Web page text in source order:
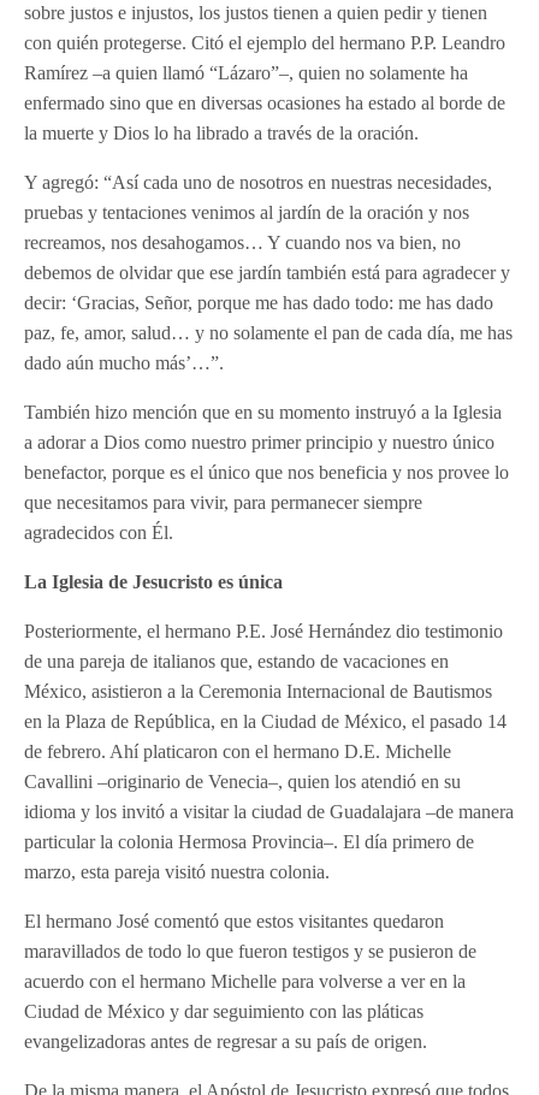
sobre justos e injustos, los justos tienen a quien pedir y tienen
con quién protegerse. Citó el ejemplo del hermano P.P. Leandro
Ramírez –a quien llamó “Lázaro”–, quien no solamente ha
enfermado sino que en diversas ocasiones ha estado al borde de
la muerte y Dios lo ha librado a través de la oración.
Y agregó: “Así cada uno de nosotros en nuestras necesidades,
pruebas y tentaciones venimos al jardín de la oración y nos
recreamos, nos desahogamos… Y cuando nos va bien, no
debemos de olvidar que ese jardín también está para agradecer y
decir: ‘Gracias, Señor, porque me has dado todo: me has dado
paz, fe, amor, salud… y no solamente el pan de cada día, me has
dado aún mucho más’…”.
También hizo mención que en su momento instruyó a la Iglesia
a adorar a Dios como nuestro primer principio y nuestro único
benefactor, porque es el único que nos beneficia y nos provee lo
que necesitamos para vivir, para permanecer siempre
agradecidos con Él.
La Iglesia de Jesucristo es única
Posteriormente, el hermano P.E. José Hernández dio testimonio
de una pareja de italianos que, estando de vacaciones en
México, asistieron a la Ceremonia Internacional de Bautismos
en la Plaza de República, en la Ciudad de México, el pasado 14
de febrero. Ahí platicaron con el hermano D.E. Michelle
Cavallini –originario de Venecia–, quien los atendió en su
idioma y los invitó a visitar la ciudad de Guadalajara –de manera
particular la colonia Hermosa Provincia–. El día primero de
marzo, esta pareja visitó nuestra colonia.
El hermano José comentó que estos visitantes quedaron
maravillados de todo lo que fueron testigos y se pusieron de
acuerdo con el hermano Michelle para volverse a ver en la
Ciudad de México y dar seguimiento con las pláticas
evangelizadoras antes de regresar a su país de origen.
De la misma manera, el Apóstol de Jesucristo expresó que todos